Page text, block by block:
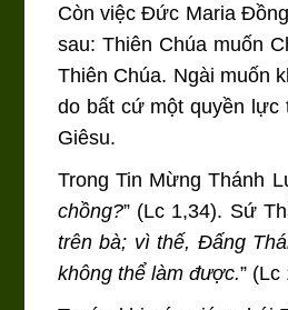
Còn việc Đức Maria
sau: Thiên Chúa muốn
Thiên Chúa. Ngài muốn
do bất cứ một quyền lực
Giêsu.
Trong Tin Mừng Thánh
chồng?” (Lc 1,34). Sứ
trên bà; vì thế, Đấng
không thể làm được.” (Lc